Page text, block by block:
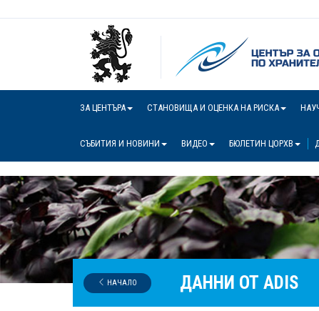
ЗА ЦЕНТЪРА СТАНОВИЩА И ОЦЕНКА НА РИСКА
СЪБИТИЯ И НОВИНИ ВИДЕО БЮЛЕТИН ЦОРХВ
ДАННИ ОТ ADIS
НАЧАЛО